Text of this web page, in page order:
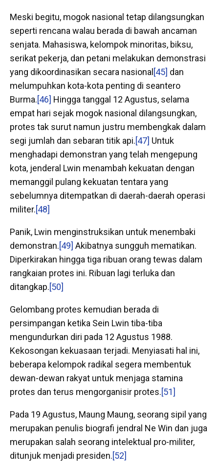
Meski begitu, mogok nasional tetap dilangsungkan
seperti rencana walau berada di bawah ancaman
senjata. Mahasiswa, kelompok minoritas, biksu,
serikat pekerja, dan petani melakukan demonstrasi
yang dikoordinasikan secara nasional[45] dan
melumpuhkan kota-kota penting di seantero
Burma.[46] Hingga tanggal 12 Agustus, selama
empat hari sejak mogok nasional dilangsungkan,
protes tak surut namun justru membengkak dalam
segi jumlah dan sebaran titik api.[47] Untuk
menghadapi demonstran yang telah mengepung
kota, jenderal Lwin menambah kekuatan dengan
memanggil pulang kekuatan tentara yang
sebelumnya ditempatkan di daerah-daerah operasi
militer.[48]
Panik, Lwin menginstruksikan untuk menembaki
demonstran.[49] Akibatnya sungguh mematikan.
Diperkirakan hingga tiga ribuan orang tewas dalam
rangkaian protes ini. Ribuan lagi terluka dan
ditangkap.[50]
Gelombang protes kemudian berada di
persimpangan ketika Sein Lwin tiba-tiba
mengundurkan diri pada 12 Agustus 1988.
Kekosongan kekuasaan terjadi. Menyiasati hal ini,
beberapa kelompok radikal segera membentuk
dewan-dewan rakyat untuk menjaga stamina
protes dan terus mengorganisir protes.[51]
Pada 19 Agustus, Maung Maung, seorang sipil yang
merupakan penulis biografi jendral Ne Win dan juga
merupakan salah seorang intelektual pro-militer,
ditunjuk menjadi presiden.[52]